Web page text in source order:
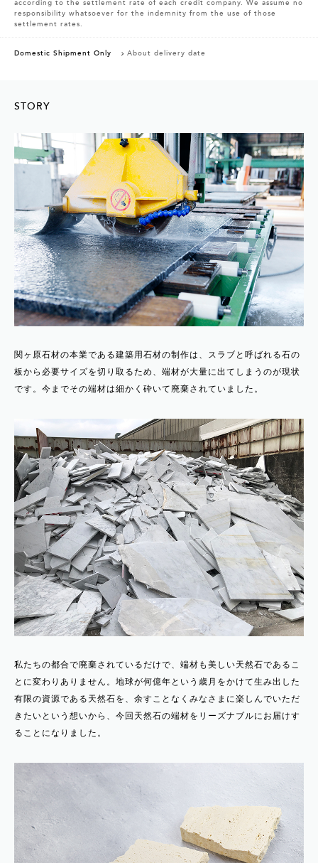
according to the settlement rate of each credit company. We assume no
responsibility whatsoever for the indemnity from the use of those
settlement rates.
Domestic Shipment Only About delivery date
STORY
関ヶ原石材の本業である建築用石材の制作は、スラブと呼ばれる石の
板から必要サイズを切り取るため、端材が大量に出てしまうのが現状
です。今までその端材は細かく砕いて廃棄されていました。
私たちの都合で廃棄されているだけで、端材も美しい天然石であるこ
とに変わりありません。地球が何億年という歳月をかけて生み出した
有限の資源である天然石を、余すことなくみなさまに楽しんでいただ
きたいという想いから、今回天然石の端材をリーズナブルにお届けす
ることになりました。